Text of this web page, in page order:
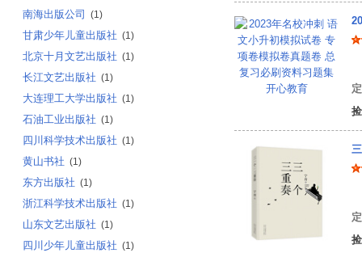
南海出版公司 (1)
甘肃少年儿童出版社 (1)
北京十月文艺出版社 (1)
长江文艺出版社 (1)
大连理工大学出版社 (1)
石油工业出版社 (1)
四川科学技术出版社 (1)
黄山书社 (1)
东方出版社 (1)
浙江科学技术出版社 (1)
山东文艺出版社 (1)
四川少年儿童出版社 (1)